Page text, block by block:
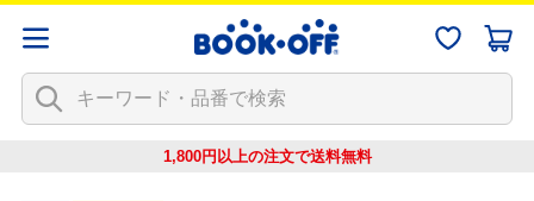
1,800円以上の注文で送料無料